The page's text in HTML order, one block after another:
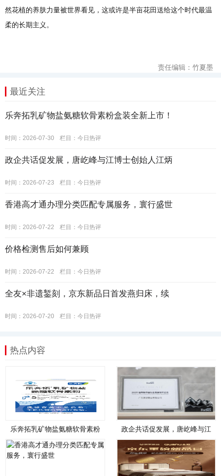
然花植的养肤力量被世界看见，这或许是半亩花田送给这个时代最温
柔的长期主义。
责任编辑：竹夏墨
最近关注
乐奔拓乳矿物盐氨糖软骨素粉盒装全新上市！
时间：2026-07-30 栏目： 今日热评
政企共话促发展，唐屹峰与江博士创始人江炳
时间：2026-07-23 栏目： 今日热评
香港高才通办理分类匹配专属服务，寰行盛世
时间：2026-07-22 栏目： 今日热评
价格检测售后如何兼顾
时间：2026-07-22 栏目： 今日热评
全友×非遗錾刻，京东新品日首发燕归床，续
时间：2026-07-20 栏目： 今日热评
热点内容
乐奔拓乳矿物盐氨糖软骨素粉
政企共话促发展，唐屹峰与江